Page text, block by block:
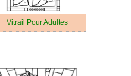
Vitrail Pour Adultes